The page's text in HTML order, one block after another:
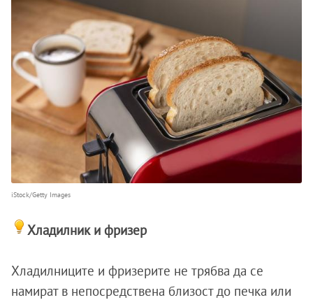
iStock/Getty Images
Хладилник и фризер
Хладилниците и фризерите не трябва да се
намират в непосредствена близост до печка или